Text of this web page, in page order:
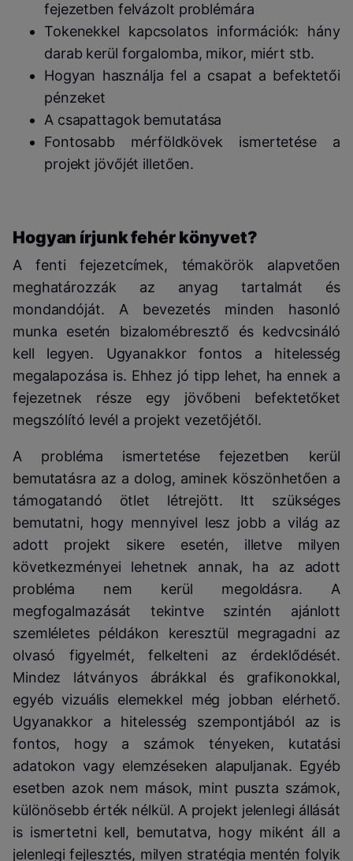
fejezetben felvázolt problémára
Tokenekkel kapcsolatos információk: hány
darab kerül forgalomba, mikor, miért stb.
Hogyan használja fel a csapat a befektetői
pénzeket
A csapattagok bemutatása
Fontosabb mérföldkövek ismertetése a
projekt jövőjét illetően.
Hogyan írjunk fehér könyvet?
A fenti fejezetcímek, témakörök alapvetően
meghatározzák az anyag tartalmát és
mondandóját. A bevezetés minden hasonló
munka esetén bizalomébresztő és kedvcsináló
kell legyen. Ugyanakkor fontos a hitelesség
megalapozása is. Ehhez jó tipp lehet, ha ennek a
fejezetnek része egy jövőbeni befektetőket
megszólító levél a projekt vezetőjétől.
A probléma ismertetése fejezetben kerül
bemutatásra az a dolog, aminek köszönhetően a
támogatandó ötlet létrejött. Itt szükséges
bemutatni, hogy mennyivel lesz jobb a világ az
adott projekt sikere esetén, illetve milyen
következményei lehetnek annak, ha az adott
probléma nem kerül megoldásra. A
megfogalmazását tekintve szintén ajánlott
szemléletes példákon keresztül megragadni az
olvasó figyelmét, felkelteni az érdeklődését.
Mindez látványos ábrákkal és grafikonokkal,
egyéb vizuális elemekkel még jobban elérhető.
Ugyanakkor a hitelesség szempontjából az is
fontos, hogy a számok tényeken, kutatási
adatokon vagy elemzéseken alapuljanak. Egyéb
esetben azok nem mások, mint puszta számok,
különösebb érték nélkül. A projekt jelenlegi állását
is ismertetni kell, bemutatva, hogy miként áll a
jelenlegi fejlesztés, milyen stratégia mentén folyik